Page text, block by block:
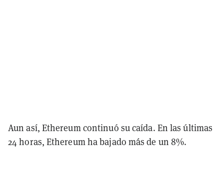
Aun así, Ethereum continuó su caída. En las últimas
24 horas, Ethereum ha bajado más de un 8%.